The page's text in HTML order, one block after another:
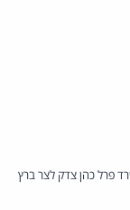
פרל כהן צדק לצר ברץ